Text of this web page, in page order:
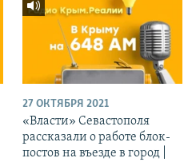
27 ОКТЯБРЯ 2021
«Власти» Севастополя
рассказали о работе блок-
постов на въезде в город |